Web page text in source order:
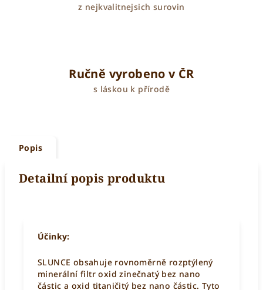
z nejkvalitnejsich surovin
Ručně vyrobeno v ČR
s láskou k přírodě
Popis
Detailní popis produktu
Účinky:
SLUNCE obsahuje rovnoměrně rozptýlený
minerální filtr oxid zinečnatý bez nano
částic a oxid titaničitý bez nano částic. Tyto